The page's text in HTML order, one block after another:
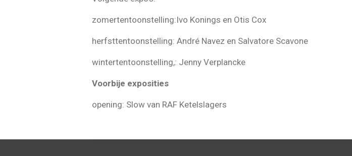
zomertentoonstelling:Ivo Konings en Otis Cox
herfsttentoonstelling: André Navez en Salvatore Scavone
wintertentoonstelling,: Jenny Verplancke
Voorbije exposities
opening: Slow van RAF Ketelslagers